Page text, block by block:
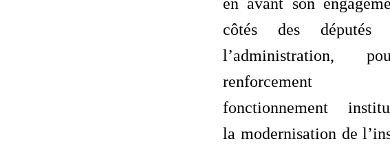
en avant son
côtés des
l’administration,
fonctionnement
la modernisation de